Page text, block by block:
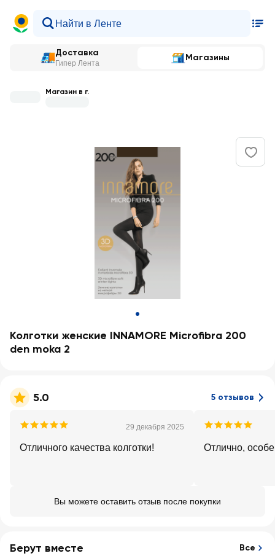
Доставка
Гипер Лента
Магазины
Магазин в г.
Колготки женские INNAMORE Microfibra 200
den moka 2
5.0 5 отзывов
29 декабря 2025
Отличного качества колготки! Отлично,
Вы можете оставить отзыв после покупки
Берут вместе Все